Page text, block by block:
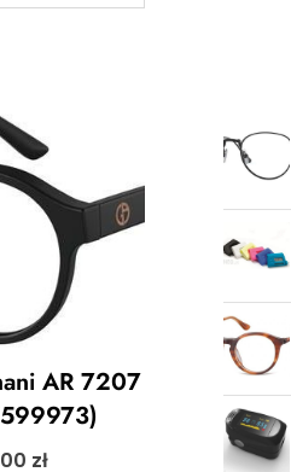
AR 7207
zł